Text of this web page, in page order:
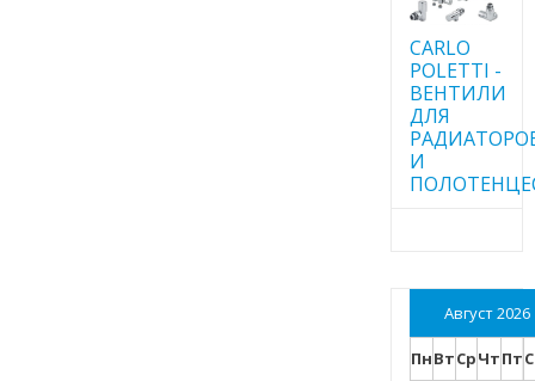
CARLO
POLETTI -
ВЕНТИЛИ
ДЛЯ
И
Август 2026
ПнВтСрЧтПт